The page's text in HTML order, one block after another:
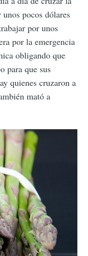
pocos dólares
por unos
por la emergencia
obligando que
para que sus
quienes cruzaron a
mató a
to
the latest &
straight to